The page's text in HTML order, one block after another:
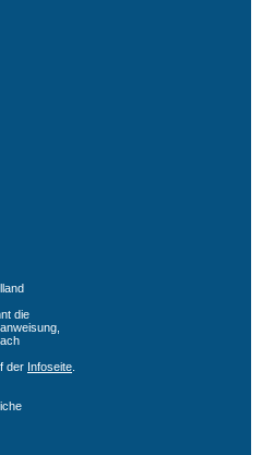
die
der Infoseite